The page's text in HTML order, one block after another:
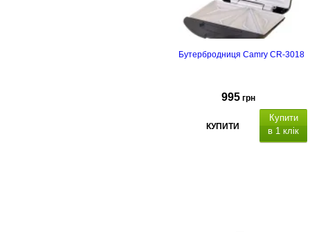
Бутербродниця Camry CR-3018
995 грн
КУПИТИ
Купити
в 1 клік